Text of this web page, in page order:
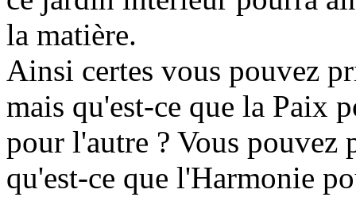
la matière.
Ainsi certes vous pouvez
mais qu'est-ce que la Paix
pour l'autre ? Vous
qu'est-ce que l'Harmonie